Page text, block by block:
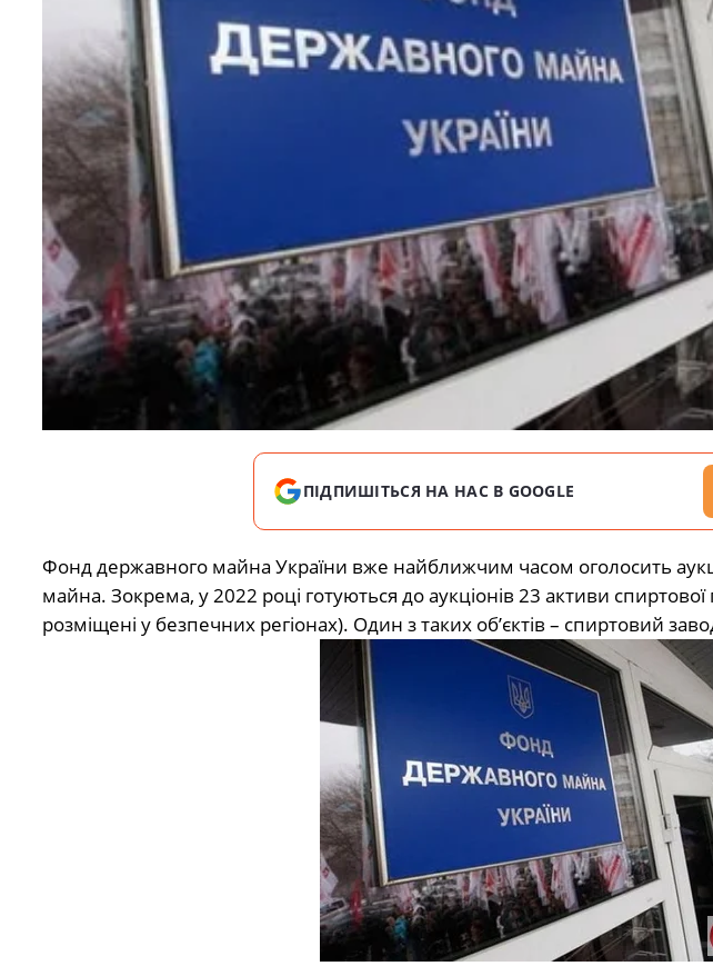
ПІДПИШІТЬСЯ НА НАС В GOOGLE
Фонд державного майна України вже найближчим часом оголосить
майна. Зокрема, у 2022 році готуються до аукціонів 23 активи спиртової
розміщені у безпечних регіонах). Один з таких об’єктів – спиртовий